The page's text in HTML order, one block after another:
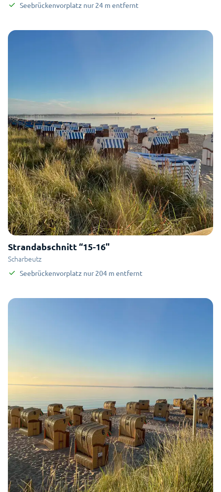
Seebrückenvorplatz nur 24 m entfernt
Strandabschnitt “15-16"
Scharbeutz
Seebrückenvorplatz nur 204 m entfernt